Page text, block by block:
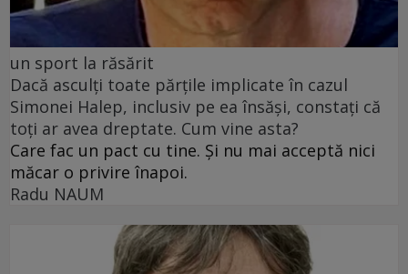
un sport la răsărit
Dacă asculți toate părțile implicate în cazul
Simonei Halep, inclusiv pe ea însăși, constați că
toți ar avea dreptate. Cum vine asta?
Care fac un pact cu tine. Și nu mai acceptă nici
măcar o privire înapoi.
Radu NAUM